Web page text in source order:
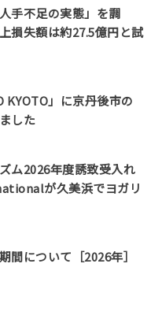
手不足の実態」を調
損失額は約27.5億円と試
KYOTO」に京丹後市の
した
ム2026年度誘致受入れ
が久美浜でヨガリ
間について［2026年］